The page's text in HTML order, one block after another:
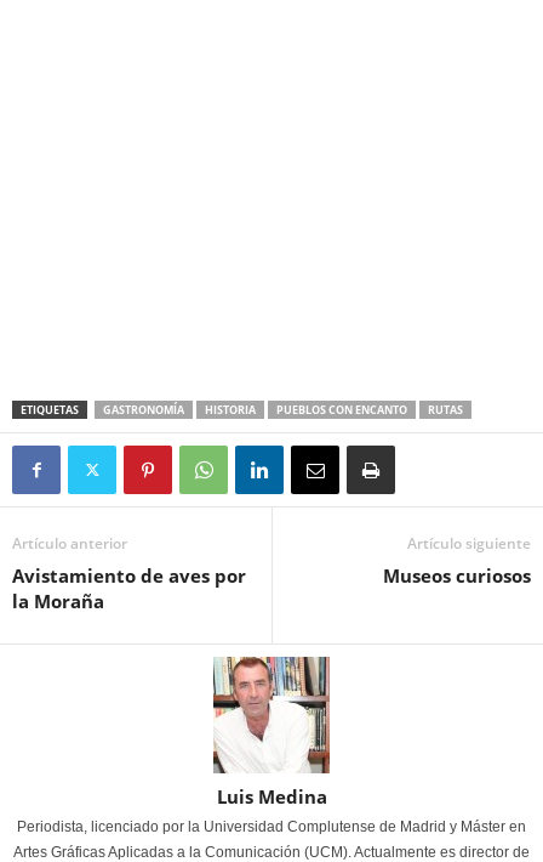
ETIQUETAS GASTRONOMÍA HISTORIA PUEBLOS CON ENCANTO RUTAS
Artículo anterior
Avistamiento de aves por
la Moraña
Artículo siguiente
Museos curiosos
Luis Medina
Periodista, licenciado por la Universidad Complutense de Madrid y Máster en
Artes Gráficas Aplicadas a la Comunicación (UCM). Actualmente es director de